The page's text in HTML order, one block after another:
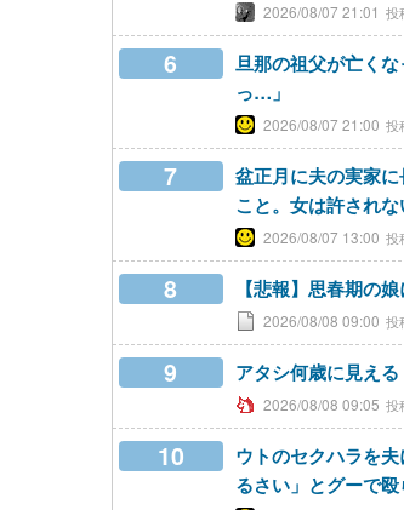
2026/08/07 21:01
6
旦那の祖父が亡く
っ…」
2026/08/07 21:00
7
盆正月に夫の実家
こと。女は許されな
2026/08/07 13:00
8 【悲報】思春期の
2026/08/08 09:00
9 アタシ何歳に見え
2026/08/08 09:05
10
ウトのセクハラを
るさい」とグーで